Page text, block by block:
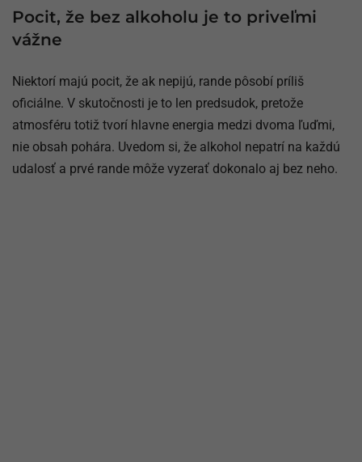
Pocit, že bez alkoholu je to priveľmi
vážne
Niektorí majú pocit, že ak nepijú, rande pôsobí príliš
oficiálne. V skutočnosti je to len predsudok, pretože
atmosféru totiž tvorí hlavne energia medzi dvoma ľuďmi,
nie obsah pohára. Uvedom si, že alkohol nepatrí na každú
udalosť a prvé rande môže vyzerať dokonalo aj bez neho.